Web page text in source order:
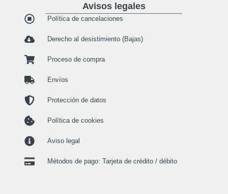
Avisos legales
Política de cancelaciones
Derecho al desistimiento (Bajas)
Proceso de compra
Envíos
Protección de datos
Política de cookies
Aviso legal
Métodos de pago: Tarjeta de crédito / débito